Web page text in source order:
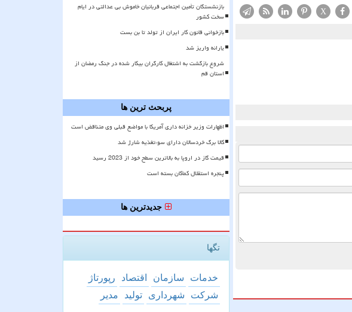
X
بازنشستگان تأمین اجتماعی قربانیان خاموش بی عدالتی در ایام
سخت کشور
بازخوانی قانون کار ایران از تولد تا بن بست
یارانه واریز شد
شروع بازگشت به اشتغال کارگران بیکار شده در جنگ رمضان از
استان قم
پربحث ترین ها
اظهارات وزیر خزانه داری آمریکا با مواضع قبلی وی متناقض است
کالا برگ خردسالان دارای سوءتغذیه شارژ شد
قیمت گاز در اروپا به بالاترین سطح خود از 2023 رسید
پنجره استقلال کماکان بسته است
جدیدترین ها
تگها
خدمات سازمان اقتصاد
رپورتاژ
شركت
شهرداری تولید مدیر